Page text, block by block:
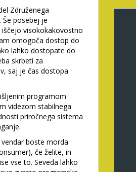
Združenega
posebej je
visokokakovostno
omogoča dostop do
lahko dostopate do
skrbeti za
saj je čas dostopa
programom
videzom stabilnega
priročnega sistema
boste morda
če želite, in
vse to. Seveda lahko